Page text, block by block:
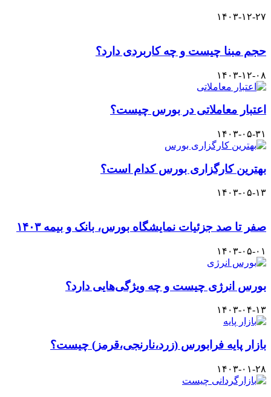
۱۴۰۳-۱۲-۲۷
حجم مبنا چیست و چه کاربردی دارد؟
۱۴۰۳-۱۲-۰۸
اعتبار معاملاتی در بورس چیست؟
۱۴۰۳-۰۵-۳۱
بهترین کارگزاری بورس کدام است؟
۱۴۰۳-۰۵-۱۳
صفر تا صد جزئیات نمایشگاه بورس، بانک و بیمه ۱۴۰۳
۱۴۰۳-۰۵-۰۱
بورس انرژی چیست و چه ویژگی‌هایی دارد؟
۱۴۰۳-۰۴-۱۳
بازار پایه فرابورس (زرد،نارنجی،قرمز) چیست؟
۱۴۰۳-۰۱-۲۸